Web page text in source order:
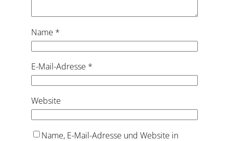
Name *
E-Mail-Adresse *
Website
Name, E-Mail-Adresse und Website in